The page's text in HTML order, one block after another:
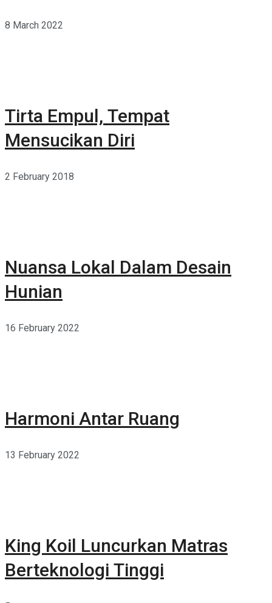
8 March 2022
Tirta Empul, Tempat
Mensucikan Diri
2 February 2018
Nuansa Lokal Dalam Desain
Hunian
16 February 2022
Harmoni Antar Ruang
13 February 2022
King Koil Luncurkan Matras
Berteknologi Tinggi